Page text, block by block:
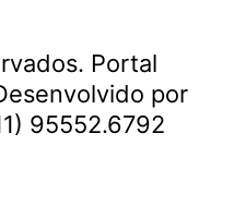
Portal
por
95552.6792